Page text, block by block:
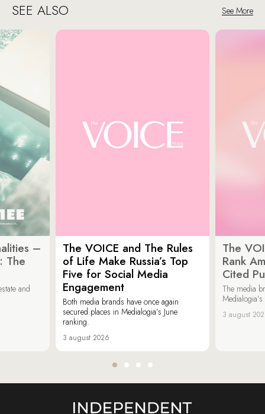
SEE ALSO See More
–
The
and
The VOICE and The Rules
of Life Make Russia’s Top
Five for Social Media
Engagement
Both media brands have once again
secured places in Medialogia’s June
ranking.
3 august 2026
The
Rank
Cited
The media
3 august